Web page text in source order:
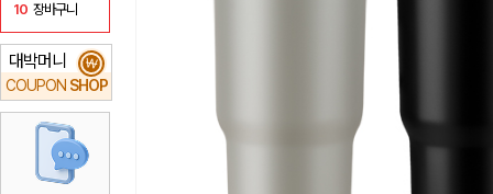
10 장바구니
대박머니
COUPON SHOP
₩